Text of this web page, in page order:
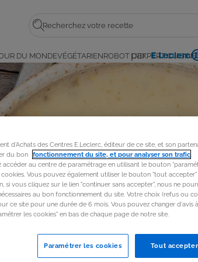
Rechercher
par
E.
DU MONDEVÉGÉTARIENROBOT L'EXPERT CUISINE
d'Achats des Centres E.Leclerc, éditeur de ce site, et son
du bon fonctionnement du site, et pour analyser son trafic.
accéder au centre de paramétrage en utilisant le bouton
cookies. Vous pouvez également utiliser le bouton "tout
si vous cliquez sur le lien "continuer sans accepter", nous ne
au bon fonctionnement du site. Votre choix (refus ou
ce site pour une durée de 6 mois. Vous pouvez changer
les cookies" en bas de chaque page de notre site.
Tout accepter
Paramétrer les cookies